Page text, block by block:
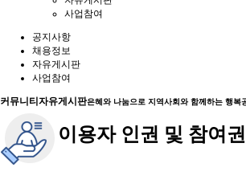
사업참여
공지사항
채용정보
자유게시판
사업참여
커뮤니티 자유게시판은혜와 나눔으로 지역사회와 함께하는 행복
이용자 인권 및 참여권